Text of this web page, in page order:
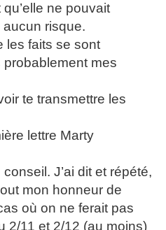
ne pouvait
risque.
les faits se sont
mes
te transmettre les
lettre Marty
J’ai dit et répété,
mon honneur de
où on ne ferait pas
2/11 et 2/12 (au moins)